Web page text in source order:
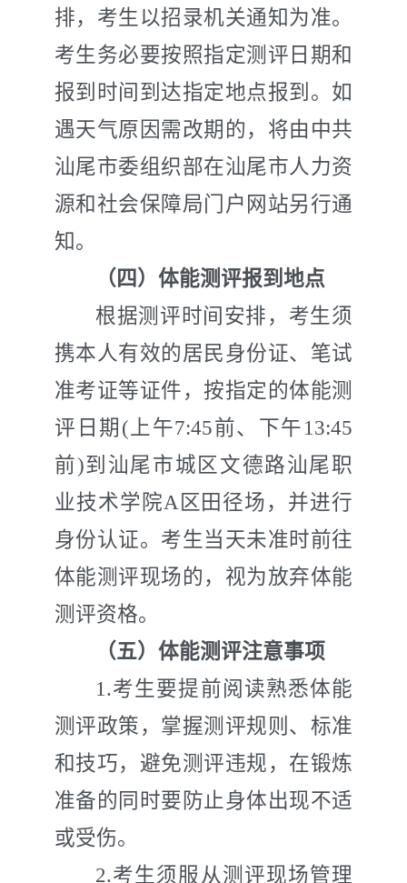
排 ， 考生以招录机关通知为准。
考生务必要按照指定测评日期和
报到时间到达指定地点报到。如
遇天气原因需改期的，将由中共
汕尾市委组织部在汕尾市人力资
源和社会保障局门户网站另行通
知。
（四）体能测评报到地点
根据测评时间安排 ， 考生须
携本人有效的居民身份证、笔试
准考证等证件 ，按指定的体能测
评日期 (上午7:45前、下午 13:45
前)到汕尾市城区文德路汕尾职
业技术学院A区田径场，并进行
身份认证。考生当天未准时前往
体能测评现场的，视为放弃体能
测评资格。
（五）体能测评注意事项
1.考生要提前阅读熟悉体能
测评政策，掌握测评规则、标准
和技巧，避免测评违规，在锻炼
准备的同时要防止身体出现不适
或受伤。
2.考生须服从测评现场管理